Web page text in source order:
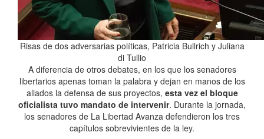
Risas de dos adversarias políticas, Patricia Bullrich y Juliana
di Tullio
A diferencia de otros debates, en los que los senadores
libertarios apenas toman la palabra y dejan en manos de los
aliados la defensa de sus proyectos, esta vez el bloque
oficialista tuvo mandato de intervenir. Durante la jornada,
los senadores de La Libertad Avanza defendieron los tres
capítulos sobrevivientes de la ley.